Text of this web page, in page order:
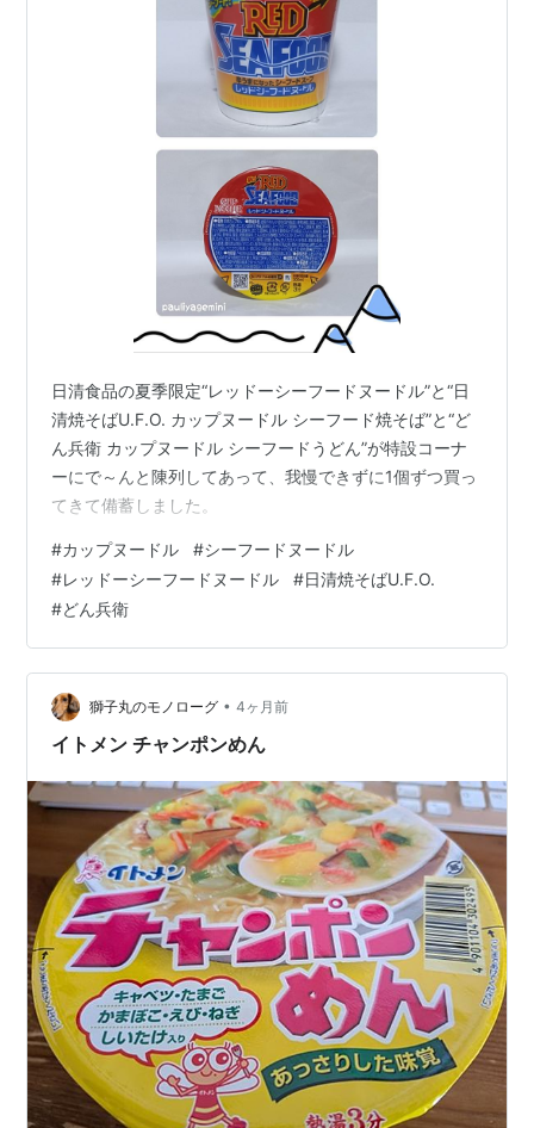
日清食品の夏季限定“レッドーシーフードヌードル”と“日
清焼そばU.F.O. カップヌードル シーフード焼そば”と“ど
ん兵衛 カップヌードル シーフードうどん”が特設コーナ
ーにで～んと陳列してあって、我慢できずに1個ずつ買っ
てきて備蓄しました。
#カップヌードル #シーフードヌードル
#レッドーシーフードヌードル #日清焼そばU.F.O.
#どん兵衛
獅子丸のモノローグ • 4ヶ月前
イトメン チャンポンめん